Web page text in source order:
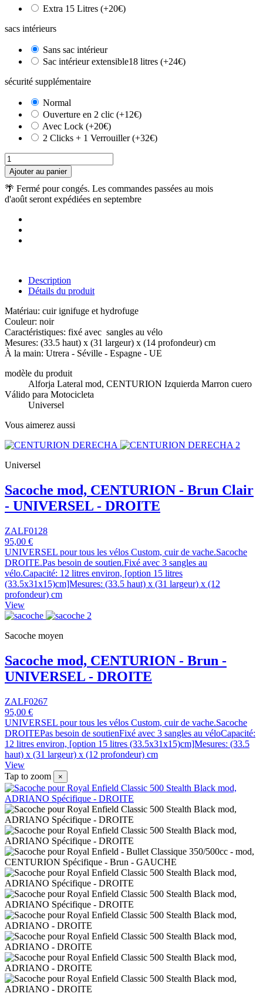
Extra 15 Litres (+20€)
sacs intérieurs
Sans sac intérieur
Sac intérieur extensible18 litres (+24€)
sécurité supplémentaire
Normal
Ouverture en 2 clic (+12€)
Avec Lock (+20€)
2 Clicks + 1 Verrouiller (+32€)
Ajouter au panier
🌴 Fermé pour congés. Les commandes passées au mois
d'août seront expédiées en septembre
Description
Détails du produit
Matériau: cuir ignifuge et hydrofuge
Couleur: noir
Caractéristiques: fixé avec sangles au vélo
Mesures: (33.5 haut) x (31 largeur) x (14 profondeur) cm
À la main: Utrera - Séville - Espagne - UE
modèle du produit
Alforja Lateral mod, CENTURION Izquierda Marron cuero
Válido para Motocicleta
Universel
Vous aimerez aussi
Universel
Sacoche mod, CENTURION - Brun Clair
- UNIVERSEL - DROITE
ZALF0128
95,00 €
UNIVERSEL pour tous les vélos Custom, cuir de vache.Sacoche
DROITE.Pas besoin de soutien.Fixé avec 3 sangles au
vélo.Capacité: 12 litres environ, [option 15 litres
(33.5x31x15)cm]Mesures: (33.5 haut) x (31 largeur) x (12
profondeur) cm
View
Sacoche moyen
Sacoche mod, CENTURION - Brun -
UNIVERSEL - DROITE
ZALF0267
95,00 €
UNIVERSEL pour tous les vélos Custom, cuir de vache.Sacoche
DROITEPas besoin de soutienFixé avec 3 sangles au véloCapacité:
12 litres environ, [option 15 litres (33.5x31x15)cm]Mesures: (33.5
haut) x (31 largeur) x (12 profondeur) cm
View
Tap to zoom
×